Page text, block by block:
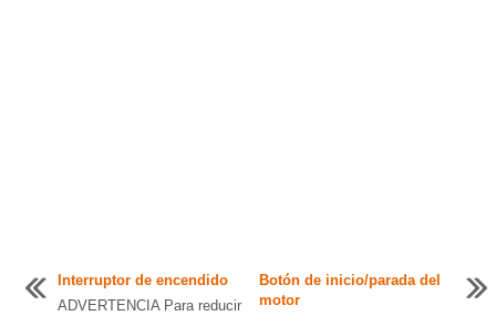
Interruptor de encendido
ADVERTENCIA Para reducir
Botón de inicio/parada del
motor